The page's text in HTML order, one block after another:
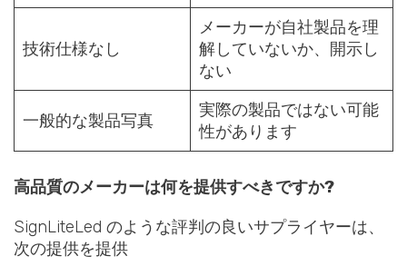
技術仕様なし
メーカーが自社製品を理
解していないか、開示し
ない
一般的な製品写真
実際の製品ではない可能
性があります
高品質のメーカーは何を提供すべきですか?
SignLiteLed のような評判の良いサプライヤーは、
次の提供を提供